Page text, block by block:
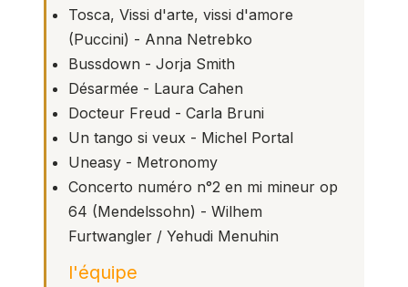
Tosca, Vissi d'arte, vissi d'amore
(Puccini) - Anna Netrebko
Bussdown - Jorja Smith
Désarmée - Laura Cahen
Docteur Freud - Carla Bruni
Un tango si veux - Michel Portal
Uneasy - Metronomy
Concerto numéro n°2 en mi mineur op
64 (Mendelssohn) - Wilhem
Furtwangler / Yehudi Menuhin
l'équipe